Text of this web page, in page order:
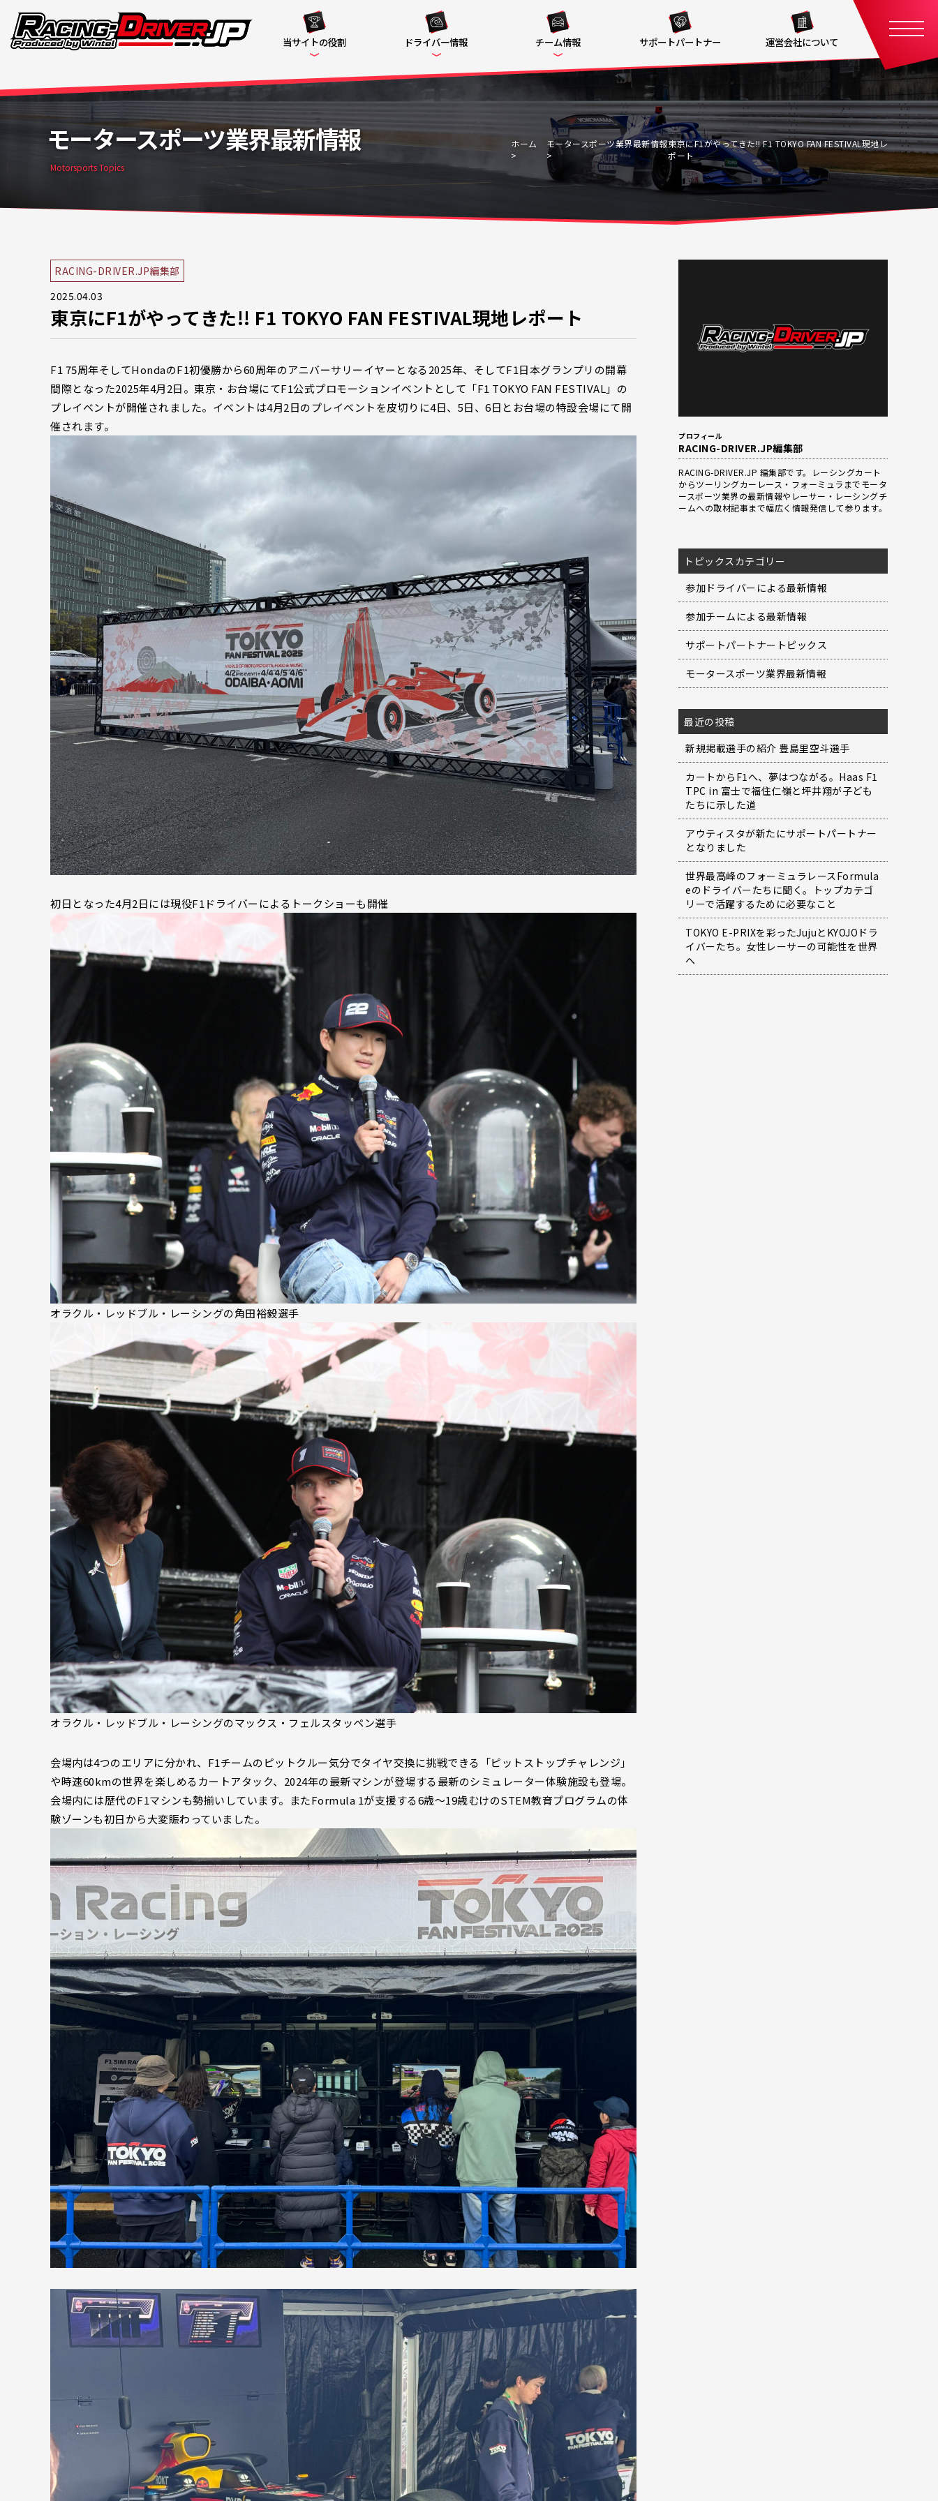
当サイトの役割 ドライバー情報 チーム情報 サポートパートナー 運営会社について
モータースポーツ業界最新情報
Motorsports Topics
ホーム モータースポーツ業界最新情報東京にF1がやってきた!! F1 TOKYO FAN FESTIVAL現地レ
ポート
RACING-DRIVER.JP編集部
2025.04.03
東京にF1がやってきた!! F1 TOKYO FAN FESTIVAL現地レポート
F1 75周年そしてHondaのF1初優勝から60周年のアニバーサリーイヤーとなる2025年、そしてF1日本グランプリの開幕
間際となった2025年4月2日。東京・お台場にてF1公式プロモーションイベントとして「F1 TOKYO FAN FESTIVAL」の
プレイベントが開催されました。イベントは4月2日のプレイベントを皮切りに4日、5日、6日とお台場の特設会場にて開
催されます。
初日となった4月2日には現役F1ドライバーによるトークショーも開催
オラクル・レッドブル・レーシングの角田裕毅選手
オラクル・レッドブル・レーシングのマックス・フェルスタッペン選手
会場内は4つのエリアに分かれ、F1チームのピットクルー気分でタイヤ交換に挑戦できる「ピットストップチャレンジ」
や時速60kmの世界を楽しめるカートアタック、2024年の最新マシンが登場する最新のシミュレーター体験施設も登場。
会場内には歴代のF1マシンも勢揃いしています。またFormula 1が支援する6歳〜19歳むけのSTEM教育プログラムの体
験ゾーンも初日から大変賑わっていました。
プロフィール
RACING-DRIVER.JP編集部
RACING-DRIVER.JP 編集部です。レーシングカート
からツーリングカーレース・フォーミュラまでモータ
ースポーツ業界の最新情報やレーサー・レーシングチ
ームへの取材記事まで幅広く情報発信して参ります。
トピックスカテゴリー
参加ドライバーによる最新情報
参加チームによる最新情報
サポートパートナートピックス
モータースポーツ業界最新情報
最近の投稿
新規掲載選手の紹介 豊島里空斗選手
カートからF1へ、夢はつながる。Haas F1
TPC in 富士で福住仁嶺と坪井翔が子ども
たちに示した道
アウティスタが新たにサポートパートナー
となりました
世界最高峰のフォーミュラレースFormula
eのドライバーたちに聞く。トップカテゴ
リーで活躍するために必要なこと
TOKYO E-PRIXを彩ったJujuとKYOJOドラ
イバーたち。女性レーサーの可能性を世界
へ